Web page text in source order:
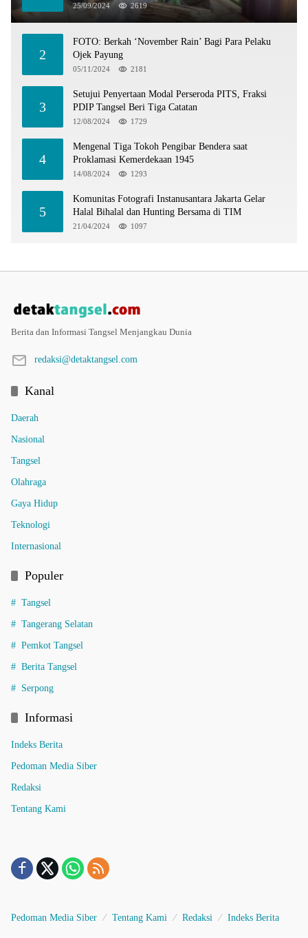
25/09/2024 2619
2
FOTO: Berkah ‘November Rain’ Bagi Para Pelaku
Ojek Payung
05/11/2024 2181
3
Setujui Penyertaan Modal Perseroda PITS, Fraksi
PDIP Tangsel Beri Tiga Catatan
12/08/2024 1729
4
Mengenal Tiga Tokoh Pengibar Bendera saat
Proklamasi Kemerdekaan 1945
14/08/2024 1293
5
Komunitas Fotografi Instanusantara Jakarta Gelar
Halal Bihalal dan Hunting Bersama di TIM
21/04/2024 1097
Berita dan Informasi Tangsel Menjangkau Dunia
redaksi@detaktangsel.com
Kanal
Daerah
Nasional
Tangsel
Olahraga
Gaya Hidup
Teknologi
Internasional
Populer
Tangsel
Tangerang Selatan
Pemkot Tangsel
Berita Tangsel
Serpong
Informasi
Indeks Berita
Pedoman Media Siber
Redaksi
Tentang Kami
Pedoman Media Siber Tentang Kami Redaksi Indeks Berita